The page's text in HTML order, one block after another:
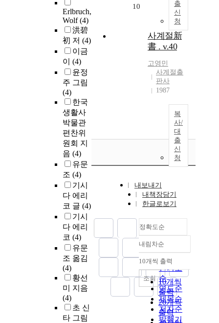
Erlbruch,
Wolf(4)
洪碧
初 저 (4)
이금
이 (4)
윤정
주 그림
(4)
한국
생활사
박물관
편찬위
원회 지
음 (4)
유문
조 (4)
기시
다 에리
코 글 (4)
기시
다 에리
코 (4)
유문
조 옮김
(4)
황선
미 지음
(4)
초 신
타 그림
출
신
청
10
사계절新
書 . v.40
고영민
사계절출
판사
1987
복
사/
대
출
신
청
내보내기
내책장담기
한글로보기
정확도순
정확도
순
인기도
순
연도순
제목순
저자순
발행기
내림차순
내림차순
10개씩 출력
10개씩
출력
20개씩
출력
조회